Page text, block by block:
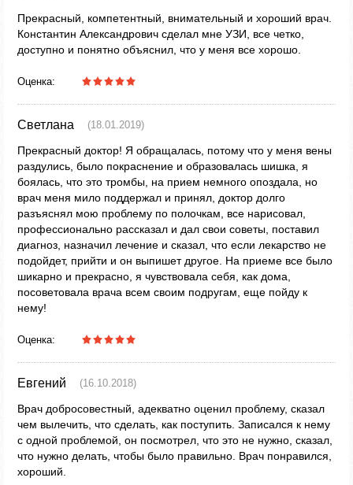
Прекрасный, компетентный, внимательный и хороший врач.
Константин Александрович сделал мне УЗИ, все четко,
доступно и понятно объяснил, что у меня все хорошо.
Оценка:
Светлана (18.01.2019)
Прекрасный доктор! Я обращалась, потому что у меня вены
раздулись, было покраснение и образовалась шишка, я
боялась, что это тромбы, на прием немного опоздала, но
врач меня мило поддержал и принял, доктор долго
разъяснял мою проблему по полочкам, все нарисовал,
профессионально рассказал и дал свои советы, поставил
диагноз, назначил лечение и сказал, что если лекарство не
подойдет, прийти и он выпишет другое. На приеме все было
шикарно и прекрасно, я чувствовала себя, как дома,
посоветовала врача всем своим подругам, еще пойду к
нему!
Оценка:
Евгений (16.10.2018)
Врач добросовестный, адекватно оценил проблему, сказал
чем вылечить, что сделать, как поступить. Записался к нему
с одной проблемой, он посмотрел, что это не нужно, сказал,
что нужно делать, чтобы было правильно. Врач понравился,
хороший.